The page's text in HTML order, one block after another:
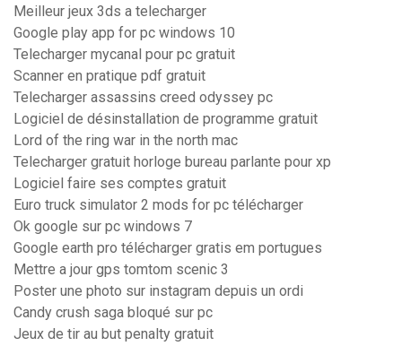
Meilleur jeux 3ds a telecharger
Google play app for pc windows 10
Telecharger mycanal pour pc gratuit
Scanner en pratique pdf gratuit
Telecharger assassins creed odyssey pc
Logiciel de désinstallation de programme gratuit
Lord of the ring war in the north mac
Telecharger gratuit horloge bureau parlante pour xp
Logiciel faire ses comptes gratuit
Euro truck simulator 2 mods for pc télécharger
Ok google sur pc windows 7
Google earth pro télécharger gratis em portugues
Mettre a jour gps tomtom scenic 3
Poster une photo sur instagram depuis un ordi
Candy crush saga bloqué sur pc
Jeux de tir au but penalty gratuit